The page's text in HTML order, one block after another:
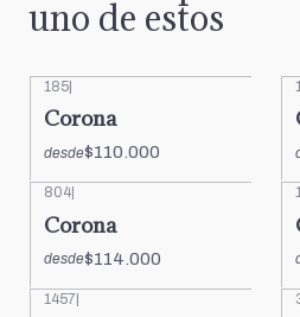
uno de estos
185
Corona
desde$110.000
804
Corona
desde$114.000
1457|